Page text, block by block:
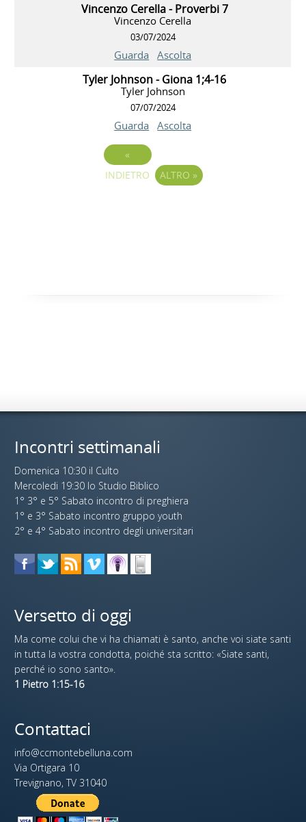
Vincenzo Cerella - Proverbi 7
Vincenzo Cerella
03/07/2024
Guarda Ascolta
Tyler Johnson - Giona 1;4-16
Tyler Johnson
07/07/2024
Guarda Ascolta
«
INDIETRO
ALTRO »
Incontri settimanali
Domenica 10:30 il Culto
Mercoledi 19:30 lo Studio Biblico
1° 3° e 5° Sabato incontro di preghiera
1° e 3° Sabato incontro gruppo youth
2° e 4° Sabato incontro degli universitari
Versetto di oggi
Ma come colui che vi ha chiamati è santo, anche voi siate santi
in tutta la vostra condotta, poiché sta scritto: «Siate santi,
perché io sono santo».
1 Pietro 1:15-16
Contattaci
info@ccmontebelluna.com
Via Ortigara 10
Trevignano, TV 31040